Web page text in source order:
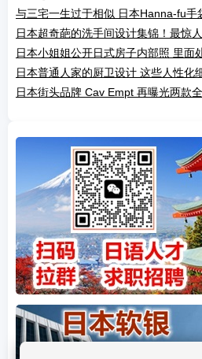
与三宅一生过于相似 日本Hanna-fu手
日本超奇葩的洗手间设计集锦！最惊
日本小姐姐公开日式房子内部照 里面
日本普通人家的厨卫设计 这些人性化
日本街头品牌 Cav Empt 再曝光两款